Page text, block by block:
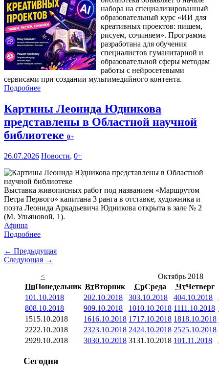
набора на специализированный
образовательный курс «ИИ для
креативных проектов: пишем,
рисуем, сочиняем». Программа
разработана для обучения
специалистов гуманитарной и
образовательной сферы методам
работы с нейросетевыми
сервисами при создании мультимедийного контента.
Подробнее
Картины Леонида Юдникова
представлены в Областной научной
библиотеке 0+
26.07.2026 Новости, 0+
Выставка живописных работ под названием «Маршрутом
Петра Первого» капитана 3 ранга в отставке, художника и
поэта Леонида Аркадьевича Юдникова открыта в зале № 2
(М. Ульяновой, 1).
Афиша
Подробнее
← Предыдущая
Следующая →
<
Октябрь 2018
ПнПонедельник ВтВторник СрСреда ЧтЧетверг
101.10.2018 202.10.2018 303.10.2018 404.10.2018
808.10.2018 909.10.2018 1010.10.2018 1111.10.2018
1515.10.2018 1616.10.2018 1717.10.2018 1818.10.2018
2222.10.2018 2323.10.2018 2424.10.2018 2525.10.2018
2929.10.2018 3030.10.2018 3131.10.2018 101.11.2018
Сегодня